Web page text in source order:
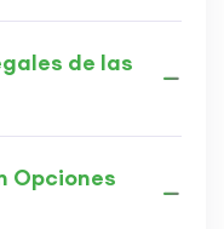
de las
Opciones